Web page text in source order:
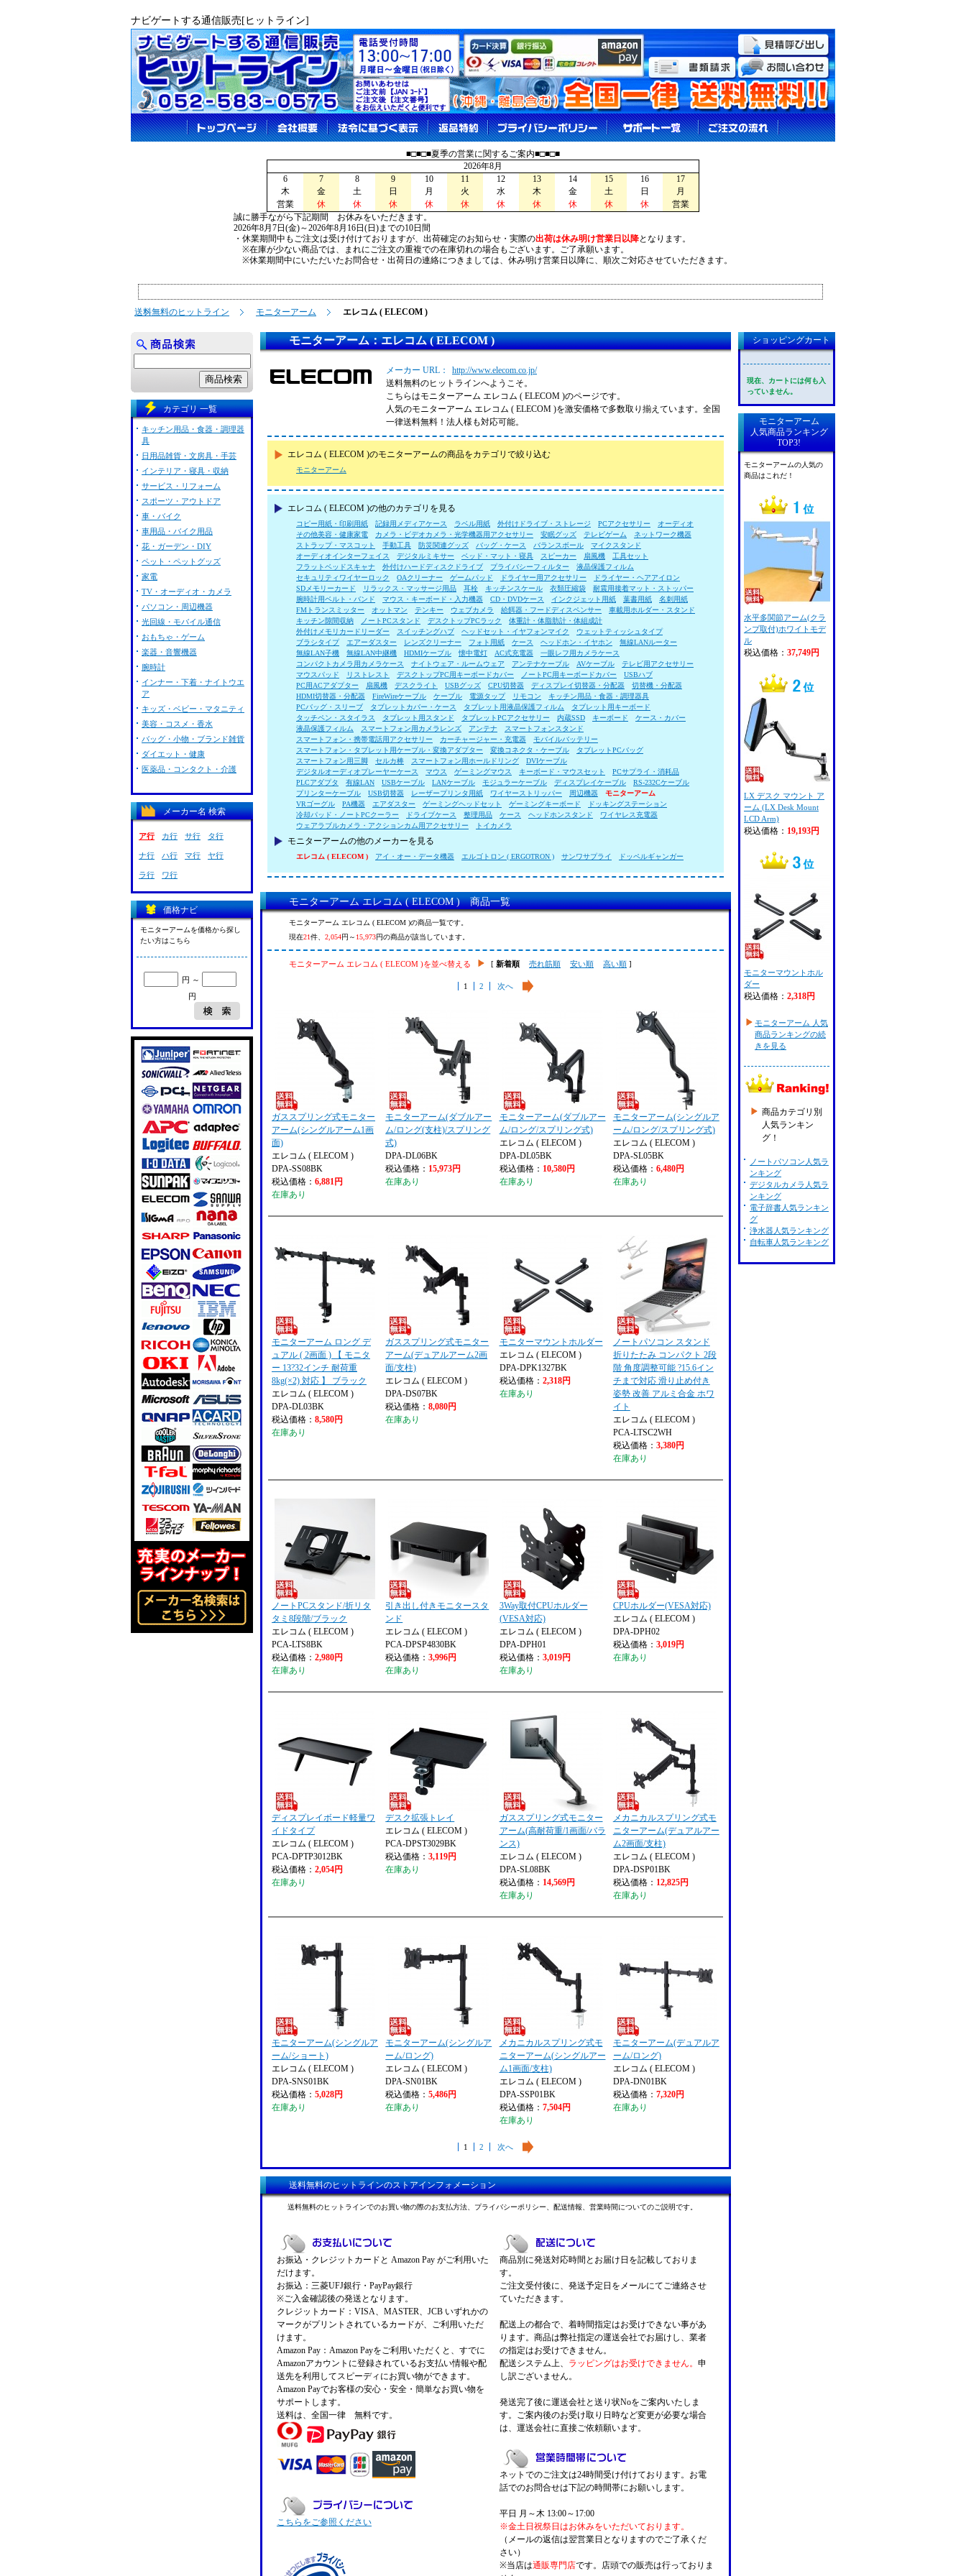
ナビゲートする通信販売[ヒットライン]
■□■□■夏季の営業に関するご案内■□■□■
2026年8月
6
7 8 9 10 11 12 13 14 15 16
17
木
金 土 日 月 火 水 木 金 土 日
月
営業
休 休 休 休 休 休 休 休 休 休
営業
誠に勝手ながら下記期間 お休みをいただきます。
2026年8月7日(金)～2026年8月16日(日)までの10日間
・休業期間中もご注文は受け付けておりますが、出荷確定のお知らせ・実際の出荷は休み明け営業日以降となります。
※在庫が少ない商品では、まれにご注文の重複での在庫切れの場合もございます。ご了承願います。
※休業期間中にいただいたお問合せ・出荷日の連絡につきましては、休み明け営業日以降に、順次ご対応させていただきます。
送料無料のヒットライン モニターアーム エレコム ( ELECOM )
モニターアーム：エレコム ( ELECOM )
メーカー URL：
http://www.elecom.co.jp/
送料無料のヒットラインへようこそ。
こちらはモニターアーム エレコム ( ELECOM )のページです。
人気のモニターアーム エレコム ( ELECOM )を激安価格で多数取り揃えています。全国
一律送料無料！法人様も対応可能。
エレコム ( ELECOM )のモニターアームの商品をカテゴリで絞り込む
モニターアーム
エレコム ( ELECOM )の他のカテゴリを見る
コピー用紙・印刷用紙 記録用メディアケース ラベル用紙 外付けドライブ・ストレージ PCアクセサリー
オーディオ
その他美容・健康家電
カメラ・ビデオカメラ・光学機器用アクセサリー 安眠グッズ テレビゲーム
ネットワーク機器
ストラップ・マスコット
手動工具 防災関連グッズ バッグ・ケース バランスボール
マイクスタンド
オーディオインターフェイス
デジタルミキサー ベッド・マット・寝具 スピーカー 扇風機
工具セット
フラットベッドスキャナ
外付けハードディスクドライブ プライバシーフィルター
液晶保護フィルム
セキュリティワイヤーロック
OAクリーナー ゲームパッド ドライヤー用アクセサリー
ドライヤー・ヘアアイロン
SDメモリーカード
リラックス・マッサージ用品 耳栓 キッチンスケール 衣類圧縮袋
耐震用接着マット・ストッパー
腕時計用ベルト・バンド
マウス・キーボード・入力機器 CD・DVDケース インクジェット用紙 葉書用紙
名刺用紙
FMトランスミッター
オットマン テンキー ウェブカメラ 給餌器・フードディスペンサー
車載用ホルダー・スタンド
キッチン隙間収納
ノートPCスタンド デスクトップPCラック
体重計・体脂肪計・体組成計
外付けメモリカードリーダー
スイッチングハブ ヘッドセット・イヤフォンマイク
ウェットティッシュタイプ
ブラシタイプ
エアーダスター レンズクリーナー フォト用紙 ケース ヘッドホン・イヤホン
無線LANルーター
無線LAN子機
無線LAN中継機 HDMIケーブル 懐中電灯 AC式充電器
一眼レフ用カメラケース
コンパクトカメラ用カメラケース
ナイトウェア・ルームウェア アンテナケーブル AVケーブル
テレビ用アクセサリー
マウスパッド
リストレスト デスクトップPC用キーボードカバー ノートPC用キーボードカバー
USBハブ
PC用ACアダプター
扇風機 デスクライト USBグッズ CPU切替器 ディスプレイ切替器・分配器
切替機・分配器
HDMI切替器・分配器
FireWireケーブル ケーブル 電源タップ リモコン
キッチン用品・食器・調理器具
PCバッグ・スリーブ
タブレットカバー・ケース タブレット用液晶保護フィルム
タブレット用キーボード
タッチペン・スタイラス
タブレット用スタンド タブレットPCアクセサリー 内蔵SSD キーボード
ケース・カバー
液晶保護フィルム
スマートフォン用カメラレンズ アンテナ
スマートフォンスタンド
スマートフォン・携帯電話用アクセサリー
カーチャージャー・充電器
モバイルバッテリー
スマートフォン・タブレット用ケーブル・変換アダプター
変換コネクタ・ケーブル
タブレットPCバッグ
スマートフォン用三脚
セルカ棒 スマートフォン用ホールドリング
DVIケーブル
デジタルオーディオプレーヤーケース
マウス ゲーミングマウス キーボード・マウスセット
PCサプライ・消耗品
PLCアダプタ
有線LAN USBケーブル LANケーブル モジュラーケーブル ディスプレイケーブル
RS-232Cケーブル
プリンターケーブル
USB切替器 レーザープリンタ用紙 ワイヤーストリッパー 周辺機器
モニターアーム
VRゴーグル
PA機器 エアダスター ゲーミングヘッドセット ゲーミングキーボード
ドッキングステーション
冷却パッド・ノートPCクーラー
ドライブケース 整理用品 ケース ヘッドホンスタンド
ワイヤレス充電器
ウェアラブルカメラ・アクションカム用アクセサリー
トイカメラ
モニターアームの他のメーカーを見る
エレコム ( ELECOM ) アイ・オー・データ機器 エルゴトロン ( ERGOTRON ) サンワサプライ ドッペルギャンガー
モニターアーム エレコム ( ELECOM ) 商品一覧
モニターアーム エレコム ( ELECOM )の商品一覧です。
現在21件、 2,054円～ 15,973円の商品が該当しています。
モニターアーム エレコム ( ELECOM )を並べ替える [ 新着順 売れ筋順 安い順 高い順 ]
1 2 次へ
ガススプリング式モニター
アーム(シングルアーム1画
面)
エレコム ( ELECOM )
DPA-SS08BK
税込価格： 6,881円
在庫あり
モニターアーム(ダブルアー
ム/ロング(支柱)/スプリング
式)
DPA-DL06BK
税込価格： 15,973円
在庫あり
モニターアーム(ダブルアー
ム/ロング/スプリング式)
エレコム ( ELECOM )
DPA-DL05BK
税込価格： 10,580円
在庫あり
モニターアーム(シングルア
ーム/ロング/スプリング式)
エレコム ( ELECOM )
DPA-SL05BK
税込価格： 6,480円
在庫あり
モニターアーム ロング デ
ュアル ( 2画面 ) 【 モニタ
ー 13?32インチ 耐荷重
8kg(×2) 対応 】 ブラック
エレコム ( ELECOM )
DPA-DL03BK
税込価格： 8,580円
在庫あり
ガススプリング式モニター
アーム(デュアルアーム2画
面/支柱)
エレコム ( ELECOM )
DPA-DS07BK
税込価格：8,080円
在庫あり
モニターマウントホルダー
エレコム ( ELECOM )
DPA-DPK1327BK
税込価格： 2,318円
在庫あり
ノートパソコン スタンド
折りたたみ コンパクト 2段
階 角度調整可能 ?15.6イン
チまで対応 滑り止め付き
姿勢 改善 アルミ合金 ホワ
イト
エレコム ( ELECOM )
PCA-LTSC2WH
税込価格： 3,380円
在庫あり
ノートPCスタンド/折リタ
タミ8段階/ブラック
エレコム ( ELECOM )
PCA-LTS8BK
税込価格： 2,980円
在庫あり
引き出し付きモニタースタ
ンド
エレコム ( ELECOM )
PCA-DPSP4830BK
税込価格：3,996円
在庫あり
3Way取付CPUホルダー
(VESA対応)
エレコム ( ELECOM )
DPA-DPH01
税込価格： 3,019円
在庫あり
CPUホルダー(VESA対応)
エレコム ( ELECOM )
DPA-DPH02
税込価格： 3,019円
在庫あり
ディスプレイボード軽量ワ
イドタイプ
エレコム ( ELECOM )
PCA-DPTP3012BK
税込価格： 2,054円
在庫あり
デスク拡張トレイ
エレコム ( ELECOM )
PCA-DPST3029BK
税込価格：3,119円
在庫あり
ガススプリング式モニター
アーム(高耐荷重/1画面/バラ
ンス)
エレコム ( ELECOM )
DPA-SL08BK
税込価格： 14,569円
在庫あり
メカニカルスプリング式モ
ニターアーム(デュアルアー
ム2画面/支柱)
エレコム ( ELECOM )
DPA-DSP01BK
税込価格： 12,825円
在庫あり
モニターアーム(シングルア
ーム/ショート)
エレコム ( ELECOM )
DPA-SNS01BK
税込価格： 5,028円
在庫あり
モニターアーム(シングルア
ーム/ロング)
エレコム ( ELECOM )
DPA-SN01BK
税込価格：5,486円
在庫あり
メカニカルスプリング式モ
ニターアーム(シングルアー
ム1画面/支柱)
エレコム ( ELECOM )
DPA-SSP01BK
税込価格： 7,504円
在庫あり
モニターアーム(デュアルア
ーム/ロング)
エレコム ( ELECOM )
DPA-DN01BK
税込価格： 7,320円
在庫あり
1 2 次へ
送料無料のヒットラインのストアインフォメーション
送料無料のヒットラインでのお買い物の際のお支払方法、プライバシーポリシー、配送情報、営業時間についてのご説明です。
お振込・クレジットカードと Amazon Pay がご利用いた
だけます。
お振込：三菱UFJ銀行・PayPay銀行
※ご入金確認後の発送となります。
クレジットカード：VISA、MASTER、JCB いずれかの
マークがプリントされているカードが、ご利用いただ
けます。
Amazon Pay：Amazon Payをご利用いただくと、すでに
Amazonアカウントに登録されているお支払い情報や配
送先を利用してスピーディにお買い物ができます。
Amazon Payでお客様の安心・安全・簡単なお買い物を
サポートします。
送料は、全国一律 無料です。
こちらをご参照ください
商品別に発送対応時間とお届け日を記載しておりま
す。
ご注文受付後に、発送予定日をメールにてご連絡させ
ていただきます。
配送上の都合で、着時間指定はお受けできない事があ
ります。商品は弊社指定の運送会社でお届けし、業者
の指定はお受けできません。
配送システム上、
ラッピングはお受けできません。 申
し訳ございません。
発送完了後に運送会社と送り状Noをご案内いたしま
す。ご案内後のお受け取り日時など変更が必要な場合
は、運送会社に直接ご依頼願います。
ネットでのご注文は24時間受け付けております。お電
話でのお問合せは下記の時間帯にお願いします。
平日 月～木 13:00～17:00
※金土日祝祭日はお休みをいただいております。
（メールの返信は翌営業日となりますのでご了承くだ
さい）
※当店は通販専門店です。店頭での販売は行っておりま
カテゴリ 一覧
キッチン用品・食器・調理器
具
日用品雑貨・文房具・手芸
インテリア・寝具・収納
サービス・リフォーム
スポーツ・アウトドア
車・バイク
車用品・バイク用品
花・ガーデン・DIY
ペット・ペットグッズ
家電
TV・オーディオ・カメラ
パソコン・周辺機器
光回線・モバイル通信
おもちゃ・ゲーム
楽器・音響機器
腕時計
インナー・下着・ナイトウエ
ア
キッズ・ベビー・マタニティ
美容・コスメ・香水
バッグ・小物・ブランド雑貨
ダイエット・健康
医薬品・コンタクト・介護
メーカー名 検索
ア行 カ行 サ行 タ行
ナ行 ハ行 マ行 ヤ行
ラ行 ワ行
価格ナビ
モニターアームを価格から探し
たい方はこちら
円 ～
円
ショッピングカート
現在、カートには何も入
っていません。
モニターアーム
人気商品ランキング
TOP3!
モニターアームの人気の
商品はこれだ！
水平多関節アーム(クラ
ンプ取付)ホワイトモデ
ル
税込価格： 37,749円
LX デスク マウント ア
ーム (LX Desk Mount
LCD Arm)
税込価格： 19,193円
モニターマウントホル
ダー
税込価格： 2,318円
モニターアーム 人気
商品ランキングの続
きを見る
商品カテゴリ別
人気ランキン
グ！
ノートパソコン人気ラ
ンキング
デジタルカメラ人気ラ
ンキング
電子辞書人気ランキン
グ
浄水器人気ランキング
自転車人気ランキング